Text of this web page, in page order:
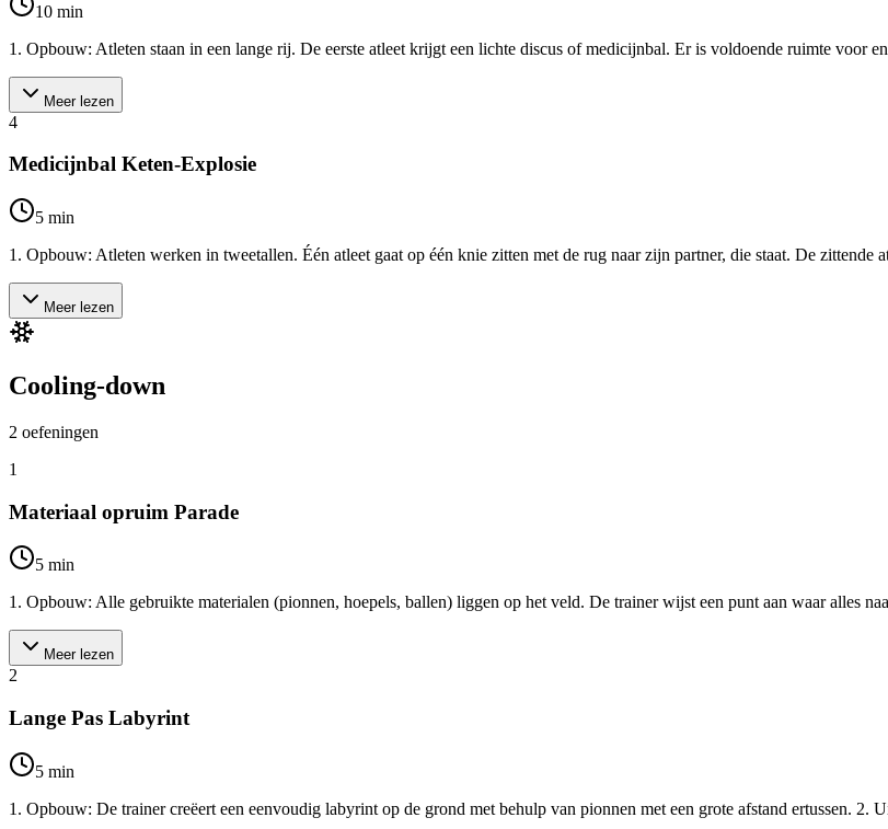
10 min
1. Opbouw: Atleten staan in een lange rij. De eerste atleet krijgt een lichte discus of medicijnbal. Er is voldoende ruimte voor
Meer lezen
4
Medicijnbal Keten-Explosie
5 min
1. Opbouw: Atleten werken in tweetallen. Één atleet gaat op één knie zitten met de rug naar zijn partner, die staat. De
Meer lezen
Cooling-down
2 oefeningen
1
Materiaal opruim Parade
5 min
1. Opbouw: Alle gebruikte materialen (pionnen, hoepels, ballen) liggen op het veld. De trainer wijst een punt aan waar alles
Meer lezen
2
Lange Pas Labyrint
5 min
1. Opbouw: De trainer creëert een eenvoudig labyrint op de grond met behulp van pionnen met een grote afstand ertussen. 2.